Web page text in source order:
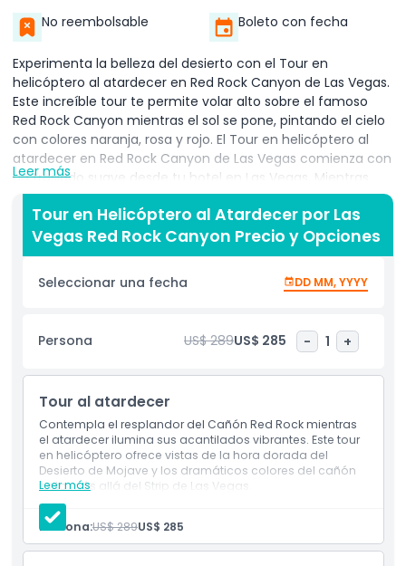
No reembolsable Boleto con fecha
Experimenta la belleza del desierto con el Tour en
helicóptero al atardecer en Red Rock Canyon de Las Vegas.
Este increíble tour te permite volar alto sobre el famoso
Red Rock Canyon mientras el sol se pone, pintando el cielo
con colores naranja, rosa y rojo. El Tour en helicóptero al
atardecer en Red Rock Canyon de Las Vegas comienza con
un traslado suave desde tu hotel en Las Vegas. Mientras
vuelas sobre el impresionante Red Rock Canyon, disfrutarás
de vistas impresionantes del paisaje desértico, las coloridas
rocas y montañas que brillan con la luz del atardecer. Este
paseo en helicóptero es perfecto para parejas, familias y
cualquiera que desee un descanso tranquilo del bullicioso
Strip de Las Vegas. El Tour en helicóptero al atardecer en
única de ver la belleza de la naturaleza desde arriba y
tomar fotos increíbles desde el cielo. Es una manera
Rock Canyon de Las Vegas y haz tu visita aún más especial
con este vuelo al atardecer único en la vida.
Aspectos Destacados
Inclusiones
Leer más
Tour en Helicóptero al Atardecer por Las
Vegas Red Rock Canyon Precio y Opciones
Seleccionar una fecha DD MM, YYYY
Persona US$ 289US$ 285 - 1 +
Tour al atardecer
Contempla el resplandor del Cañón Red Rock mientras
el atardecer ilumina sus acantilados vibrantes. Este tour
en helicóptero ofrece vistas de la hora dorada del
Desierto de Mojave y los dramáticos colores del cañón
justo más allá del Strip de Las Vegas.
Leer más
Incluye
Vuelo al atardecer por Red Rock
Vistas del Desierto de Mojave
Traslados desde el Strip
Persona:US$ 289US$ 285